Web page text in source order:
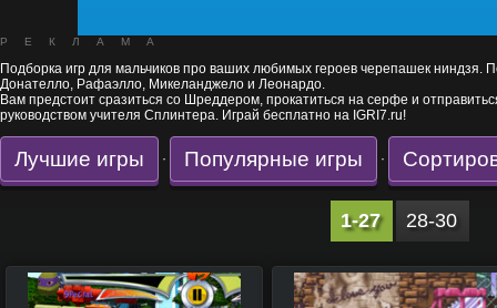
РЕКЛАМА
Подборка игр для мальчиков про ваших любимых героев черепашек ниндзя.
Донателло, Рафаэлло, Микеланджело и Леонардо.
Вам предстоит сразиться со Шреддером, прокатиться на серфе и
руководством учителя Сплинтера. Играй бесплатно на IGRI7.ru!
Лучшие игры · Популярные игры ·
1-27 28-30